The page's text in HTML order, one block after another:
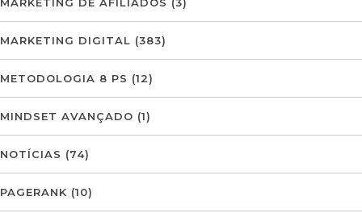
MARKETING DE AFILIADOS (3)
MARKETING DIGITAL (383)
METODOLOGIA 8 PS (12)
MINDSET AVANÇADO (1)
NOTÍCIAS (74)
PAGERANK (10)